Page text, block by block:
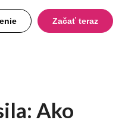
Začať teraz
Ako